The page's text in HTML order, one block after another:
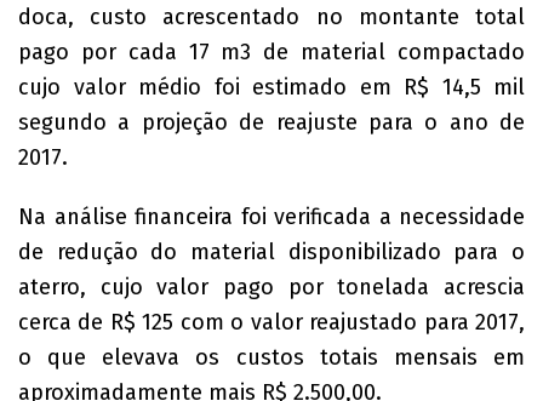
doca, custo acrescentado no montante total
pago por cada 17 m3 de material compactado
cujo valor médio foi estimado em R$ 14,5 mil
segundo a projeção de reajuste para o ano de
2017.
Na análise financeira foi verificada a necessidade
de redução do material disponibilizado para o
aterro, cujo valor pago por tonelada acrescia
cerca de R$ 125 com o valor reajustado para 2017,
o que elevava os custos totais mensais em
aproximadamente mais R$ 2.500,00.